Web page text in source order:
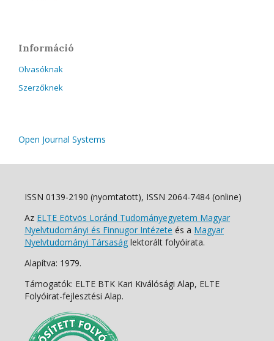
Információ
Olvasóknak
Szerzőknek
Open Journal Systems
ISSN 0139-2190 (nyomtatott), ISSN 2064-7484 (online)
Az ELTE Eötvös Loránd Tudományegyetem Magyar
Nyelvtudományi és Finnugor Intézete és a Magyar
Nyelvtudományi Társaság lektorált folyóirata.
Alapítva: 1979.
Támogatók: ELTE BTK Kari Kiválósági Alap, ELTE
Folyóirat-fejlesztési Alap.